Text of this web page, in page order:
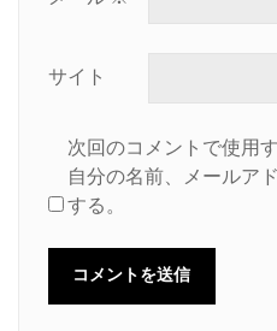
サイト
次回のコメントで使用
自分の名前、メールア
する。